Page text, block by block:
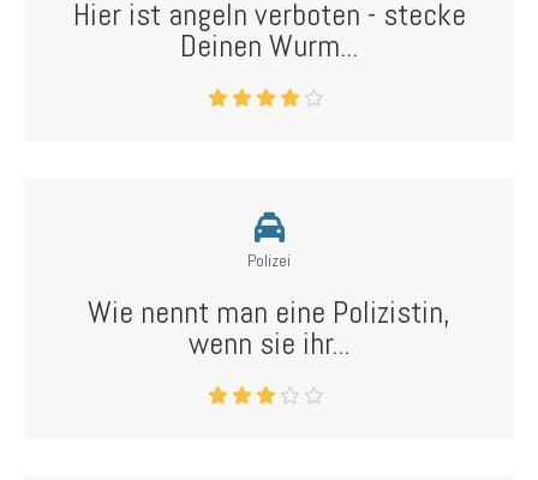
Hier ist angeln verboten - stecke
Deinen Wurm...
Polizei
Wie nennt man eine Polizistin,
wenn sie ihr...